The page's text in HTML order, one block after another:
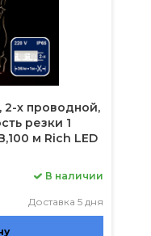
х проводной,
резки 1
м Rich LED
В наличии
Доставка 5 дня